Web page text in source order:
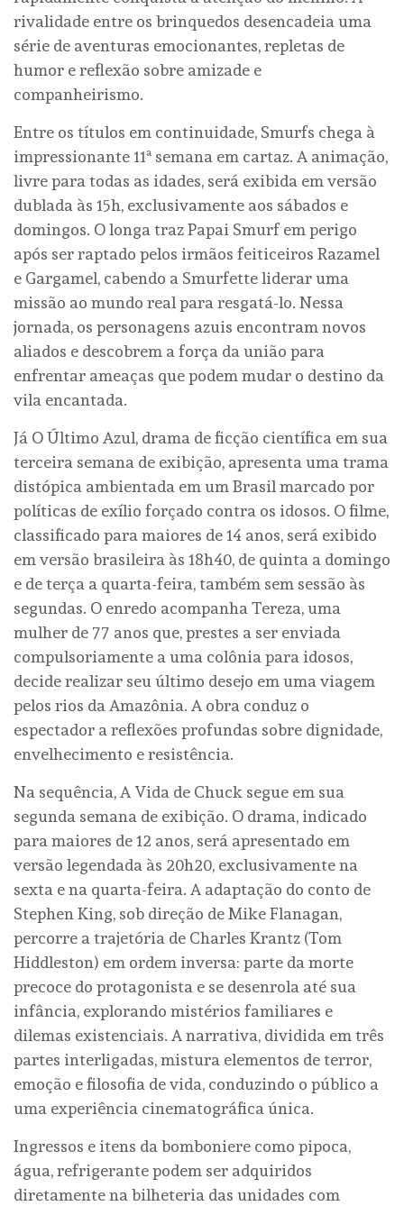
rivalidade entre os brinquedos desencadeia uma
série de aventuras emocionantes, repletas de
humor e reflexão sobre amizade e
companheirismo.
Entre os títulos em continuidade, Smurfs chega à
impressionante 11ª semana em cartaz. A animação,
livre para todas as idades, será exibida em versão
dublada às 15h, exclusivamente aos sábados e
domingos. O longa traz Papai Smurf em perigo
após ser raptado pelos irmãos feiticeiros Razamel
e Gargamel, cabendo a Smurfette liderar uma
missão ao mundo real para resgatá-lo. Nessa
jornada, os personagens azuis encontram novos
aliados e descobrem a força da união para
enfrentar ameaças que podem mudar o destino da
vila encantada.
Já O Último Azul, drama de ficção científica em sua
terceira semana de exibição, apresenta uma trama
distópica ambientada em um Brasil marcado por
políticas de exílio forçado contra os idosos. O filme,
classificado para maiores de 14 anos, será exibido
em versão brasileira às 18h40, de quinta a domingo
e de terça a quarta-feira, também sem sessão às
segundas. O enredo acompanha Tereza, uma
mulher de 77 anos que, prestes a ser enviada
compulsoriamente a uma colônia para idosos,
decide realizar seu último desejo em uma viagem
pelos rios da Amazônia. A obra conduz o
espectador a reflexões profundas sobre dignidade,
envelhecimento e resistência.
Na sequência, A Vida de Chuck segue em sua
segunda semana de exibição. O drama, indicado
para maiores de 12 anos, será apresentado em
versão legendada às 20h20, exclusivamente na
sexta e na quarta-feira. A adaptação do conto de
Stephen King, sob direção de Mike Flanagan,
percorre a trajetória de Charles Krantz (Tom
Hiddleston) em ordem inversa: parte da morte
precoce do protagonista e se desenrola até sua
infância, explorando mistérios familiares e
dilemas existenciais. A narrativa, dividida em três
partes interligadas, mistura elementos de terror,
emoção e filosofia de vida, conduzindo o público a
uma experiência cinematográfica única.
Ingressos e itens da bomboniere como pipoca,
água, refrigerante podem ser adquiridos
diretamente na bilheteria das unidades com